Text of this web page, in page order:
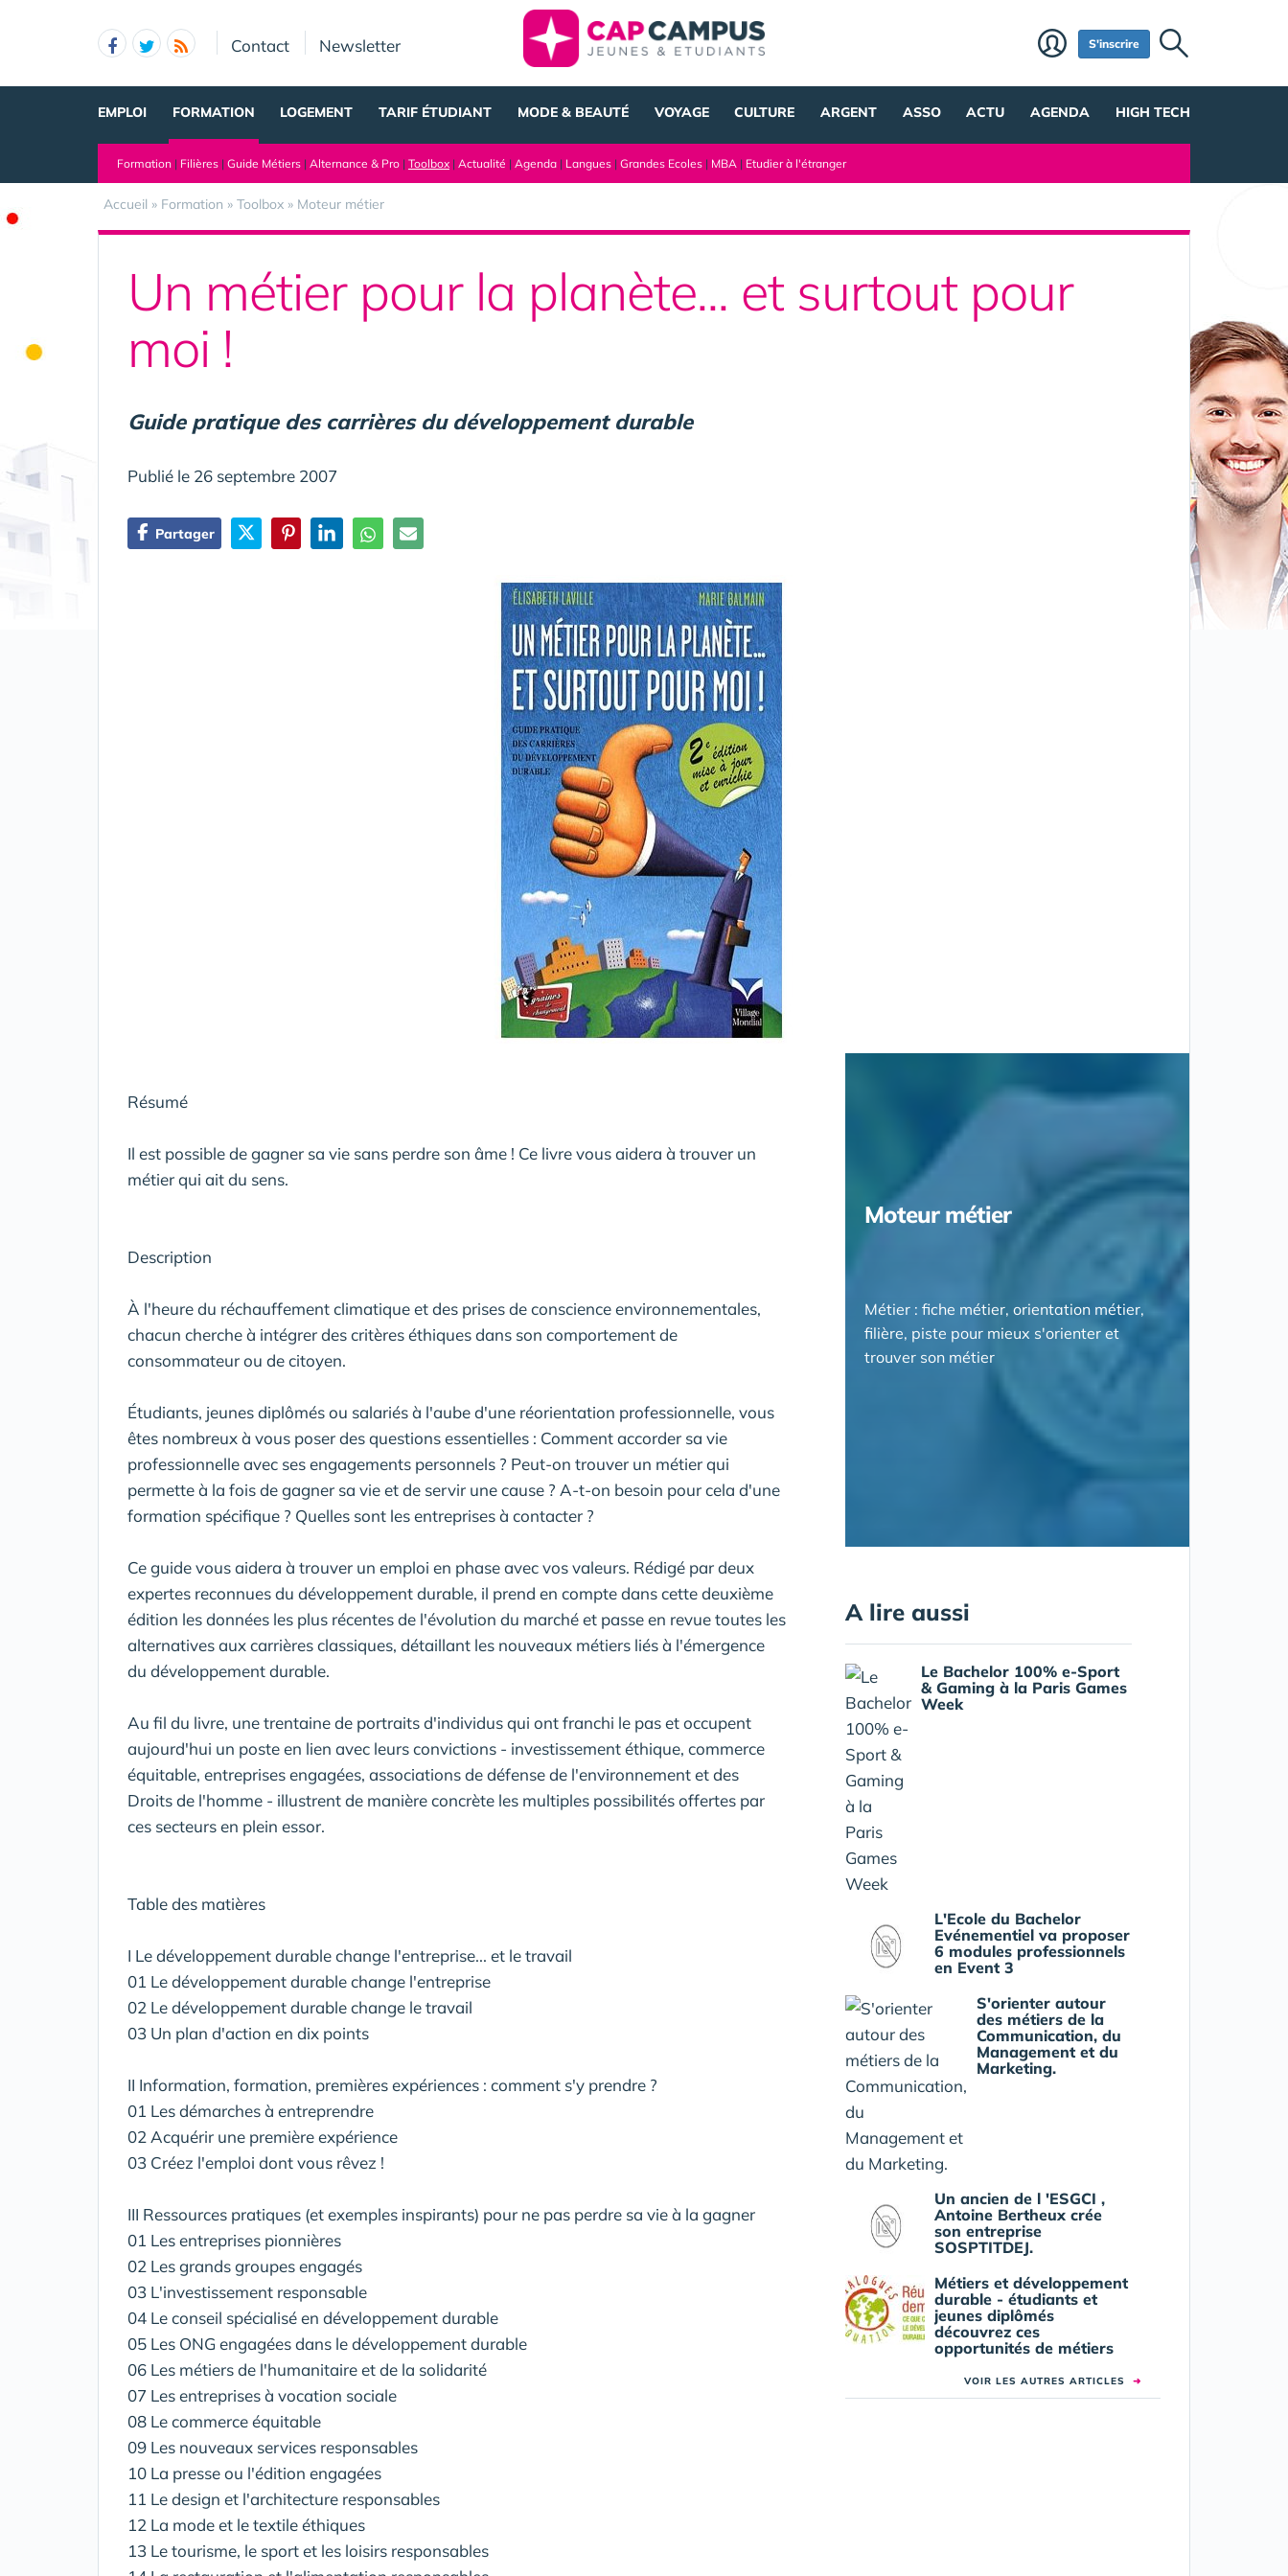
Contact Newsletter S'inscrire
EMPLOI FORMATION LOGEMENT TARIF ÉTUDIANT MODE & BEAUTÉ VOYAGE CULTURE ARGENT ASSO ACTU AGENDA HIGH TECH
Formation | Filières | Guide Métiers | Alternance & Pro | Toolbox | Actualité | Agenda | Langues | Grandes Ecoles | MBA | Etudier à l'étranger
Accueil » Formation » Toolbox » Moteur métier
Un métier pour la planète... et surtout pour
moi !
Guide pratique des carrières du développement durable
Publié le 26 septembre 2007
Partager
Résumé
Il est possible de gagner sa vie sans perdre son âme ! Ce livre vous aidera à trouver un
métier qui ait du sens.
Description
À l'heure du réchauffement climatique et des prises de conscience environnementales,
chacun cherche à intégrer des critères éthiques dans son comportement de
consommateur ou de citoyen.
Étudiants, jeunes diplômés ou salariés à l'aube d'une réorientation professionnelle, vous
êtes nombreux à vous poser des questions essentielles : Comment accorder sa vie
professionnelle avec ses engagements personnels ? Peut-on trouver un métier qui
permette à la fois de gagner sa vie et de servir une cause ? A-t-on besoin pour cela d'une
formation spécifique ? Quelles sont les entreprises à contacter ?
Ce guide vous aidera à trouver un emploi en phase avec vos valeurs. Rédigé par deux
expertes reconnues du développement durable, il prend en compte dans cette deuxième
édition les données les plus récentes de l'évolution du marché et passe en revue toutes les
alternatives aux carrières classiques, détaillant les nouveaux métiers liés à l'émergence
du développement durable.
Au fil du livre, une trentaine de portraits d'individus qui ont franchi le pas et occupent
aujourd'hui un poste en lien avec leurs convictions - investissement éthique, commerce
équitable, entreprises engagées, associations de défense de l'environnement et des
Droits de l'homme - illustrent de manière concrète les multiples possibilités offertes par
ces secteurs en plein essor.
Table des matières
I Le développement durable change l'entreprise... et le travail
01 Le développement durable change l'entreprise
02 Le développement durable change le travail
03 Un plan d'action en dix points
II Information, formation, premières expériences : comment s'y prendre ?
01 Les démarches à entreprendre
02 Acquérir une première expérience
03 Créez l'emploi dont vous rêvez !
III Ressources pratiques (et exemples inspirants) pour ne pas perdre sa vie à la gagner
01 Les entreprises pionnières
02 Les grands groupes engagés
03 L'investissement responsable
04 Le conseil spécialisé en développement durable
05 Les ONG engagées dans le développement durable
06 Les métiers de l'humanitaire et de la solidarité
07 Les entreprises à vocation sociale
08 Le commerce équitable
09 Les nouveaux services responsables
10 La presse ou l'édition engagées
11 Le design et l'architecture responsables
12 La mode et le textile éthiques
13 Le tourisme, le sport et les loisirs responsables
Moteur métier
Métier : fiche métier, orientation métier,
filière, piste pour mieux s'orienter et
trouver son métier
A lire aussi
Le Bachelor 100% e-Sport
& Gaming à la Paris Games
Week
L'Ecole du Bachelor
Evénementiel va proposer
6 modules professionnels
en Event 3
S'orienter autour
des métiers de la
Communication, du
Management et du
Marketing.
Un ancien de l 'ESGCI ,
Antoine Bertheux crée
son entreprise
SOSPTITDEJ.
Métiers et développement
durable - étudiants et
jeunes diplômés
découvrez ces
opportunités de métiers
VOIR LES AUTRES ARTICLES ➜